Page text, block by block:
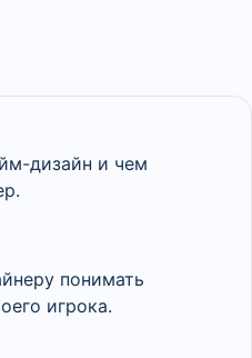
дизайн и чем
понимать
игрока.